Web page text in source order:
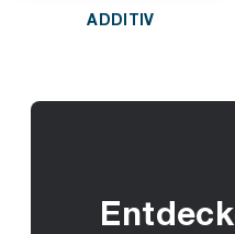
ADDITIV